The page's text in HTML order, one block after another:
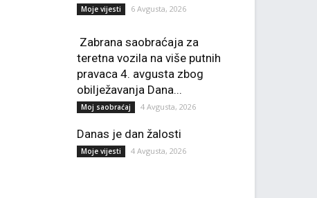
Moje vijesti 6 Avgusta, 2026
Zabrana saobraćaja za
teretna vozila na više putnih
pravaca 4. avgusta zbog
obilježavanja Dana...
Moj saobraćaj 4 Avgusta, 2026
Danas je dan žalosti
Moje vijesti 4 Avgusta, 2026